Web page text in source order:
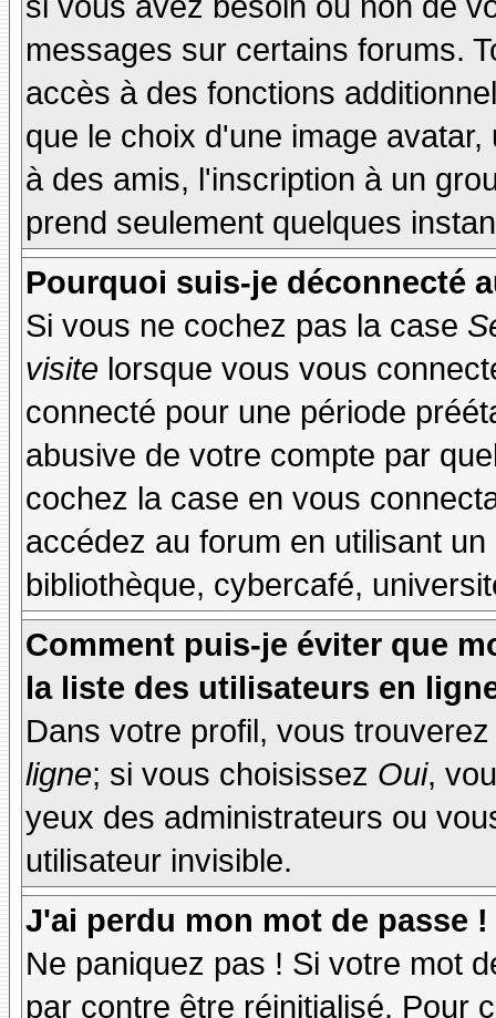
messages sur certains forums.
accès à des fonctions
que le choix d'une image
à des amis, l'inscription à un
prend seulement quelques
Pourquoi suis-je déconnecté
Si vous ne cochez pas la case
visite lorsque vous vous
connecté pour une période
abusive de votre compte par
cochez la case en vous
accédez au forum en utilisant
bibliothèque, cybercafé,
Comment puis-je éviter que
la liste des utilisateurs en
Dans votre profil, vous
ligne; si vous choisissez Oui,
yeux des administrateurs ou
utilisateur invisible.
J'ai perdu mon mot de passe !
Ne paniquez pas ! Si votre mot
par contre être réinitialisé. Pour